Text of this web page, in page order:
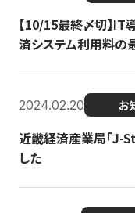
【10/15最終〆切】
済システム利用料の
2024.02.20 お
近畿経済産業局「J-
した